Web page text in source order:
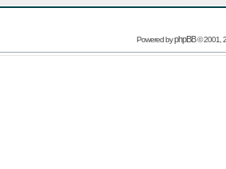
Powered byphpBB© 2001,